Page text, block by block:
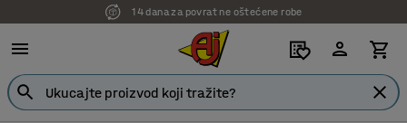
14 dana za povrat ne oštećene robe